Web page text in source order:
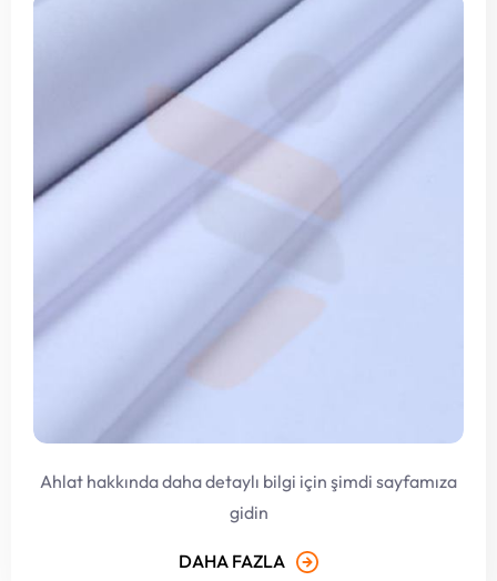
Ahlat hakkında daha detaylı bilgi için şimdi sayfamıza
gidin
DAHA FAZLA